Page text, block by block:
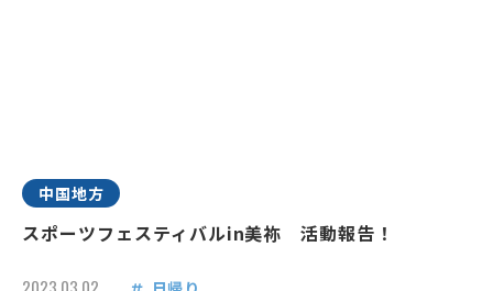
中国地方
スポーツフェスティバルin美祢 活動報告！